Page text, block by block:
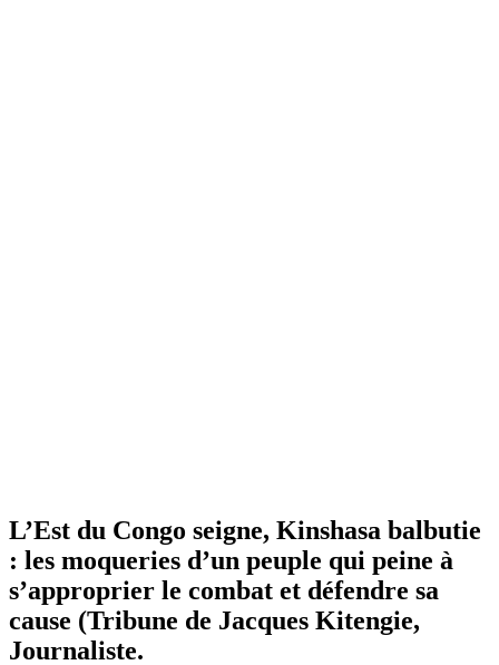
L’Est du Congo seigne, Kinshasa balbutie
: les moqueries d’un peuple qui peine à
s’approprier le combat et défendre sa
cause (Tribune de Jacques Kitengie,
Journaliste.